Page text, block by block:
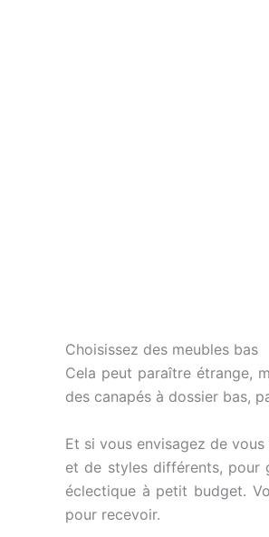
Choisissez des meubles bas
Cela peut paraître étrange,
des canapés à dossier bas,
Et si vous envisagez de
et de styles différents, pour
éclectique à petit budget.
pour recevoir.